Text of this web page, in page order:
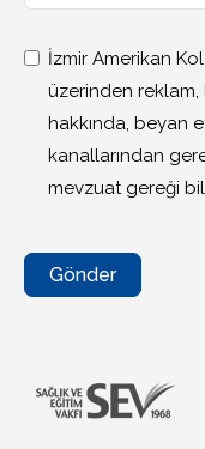
İzmir Amerikan
üzerinden
hakkında, beyan
kanallarından
mevzuat gereği
Gönder